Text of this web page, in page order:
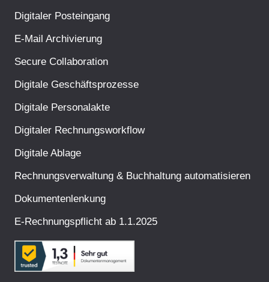
Digitaler Posteingang
E-Mail Archivierung
Secure Collaboration
Digitale Geschäftsprozesse
Digitale Personalakte
Digitaler Rechnungsworkflow
Digitale Ablage
Rechnungsverwaltung & Buchhaltung automatisieren
Dokumentenlenkung
E-Rechnungspflicht ab 1.1.2025